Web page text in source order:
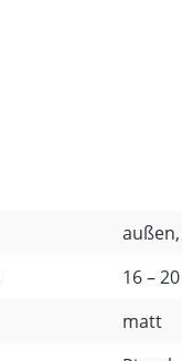
16 –
matt